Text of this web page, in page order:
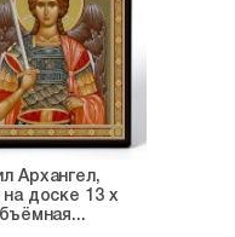
Архангел,
на доске 13 х